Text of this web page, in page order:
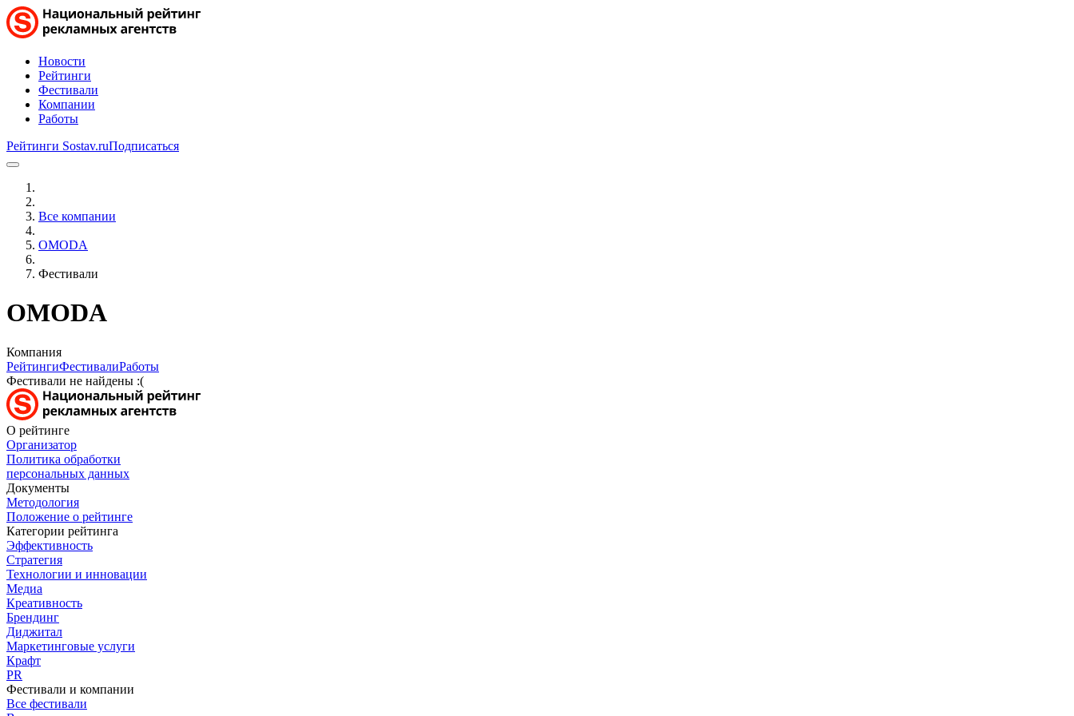
Новости
Рейтинги
Фестивали
Компании
Работы
Рейтинги Sostav.ruПодписаться
Все компании
OMODA
Фестивали
OMODA
Компания
РейтингиФестивалиРаботы
Фестивали не найдены :(
О рейтинге
Организатор
Политика обработки
персональных данных
Документы
Методология
Положение о рейтинге
Категории рейтинга
Эффективность
Стратегия
Технологии и инновации
Медиа
Креативность
Брендинг
Диджитал
Маркетинговые услуги
Крафт
PR
Фестивали и компании
Все фестивали